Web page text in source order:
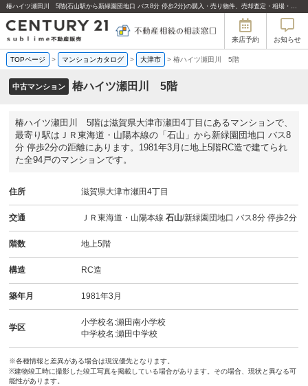
椿ハイツ瀬田川 5階(石山駅から新緑園団地口 バス8分 停歩2分)の購入・売り物件、売却査定・相場・売却価格マンション情報｜センチュリー21sublime不動産販売
来店予約 お知らせ
TOPページ > マンションカタログ > 大津市 > 椿ハイツ瀬田川 5階
中古マンション 椿ハイツ瀬田川 5階
椿ハイツ瀬田川 5階は滋賀県大津市瀬田4丁目にあるマンションで、
最寄り駅はＪＲ東海道・山陽本線の「石山」から新緑園団地口 バス8
分 停歩2分の距離にあります。1981年3月に地上5階RC造で建てられ
た全94戸のマンションです。
住所 滋賀県大津市瀬田4丁目
交通 ＪＲ東海道・山陽本線石山/新緑園団地口 バス8分 停歩2分
階数 地上5階
構造 RC造
築年月 1981年3月
学区
小学校名:瀬田南小学校
中学校名:瀬田中学校
※各種情報と差異がある場合は現況優先となります。
※建物竣工時に撮影した竣工写真を掲載している場合があります。その場合、現状と異なる可
能性があります。